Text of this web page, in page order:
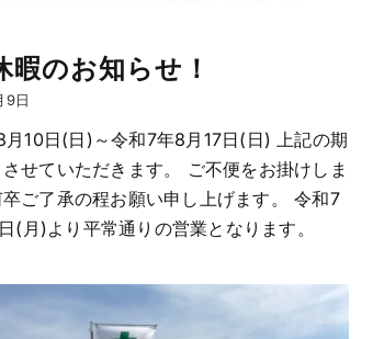
暇のお知らせ！
9日
月10日(日)～令和7年8月17日(日) 上記の期
せていただきます。 ご不便をお掛けしま
ご了承の程お願い申し上げます。 令和7
(月)より平常通りの営業となります。